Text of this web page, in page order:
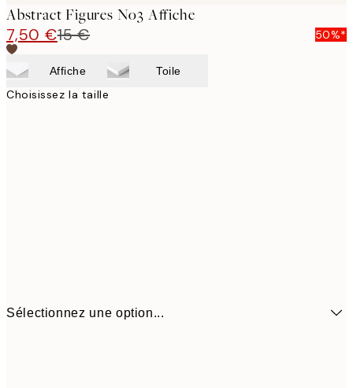
Abstract Figures No3 Affiche
7,50 €15 € 50%*
Affiche Toile
Choisissez la taille
Sélectionnez une option...